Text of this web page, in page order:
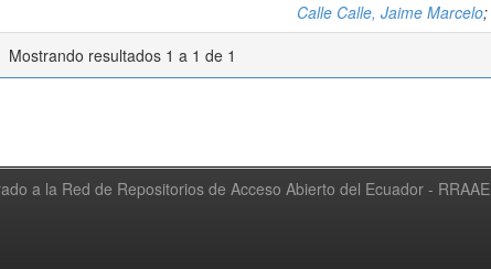
Calle Calle, Jaime Marcelo;
Mostrando resultados 1 a 1 de 1
a la Red de Repositorios de Acceso Abierto del Ecuador - RRAAE